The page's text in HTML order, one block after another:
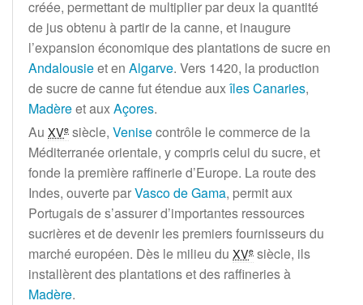
créée, permettant de multiplier par deux la quantité
de jus obtenu à partir de la canne, et inaugure
l’expansion économique des plantations de sucre en
Andalousieet en Algarve. Vers 1420, la production
de sucre de canne fut étendue auxîles Canaries,
Madèreet auxAçores.
Au XVe siècle, Venisecontrôle le commerce de la
Méditerranée orientale, y compris celui du sucre, et
fonde la première raffinerie d’Europe. La route des
Indes, ouverte parVasco de Gama, permit aux
Portugais de s’assurer d’importantes ressources
sucrières et de devenir les premiers fournisseurs du
marché européen. Dès le milieu du XVe siècle, ils
installèrent des plantations et des raffineries à
Madère.